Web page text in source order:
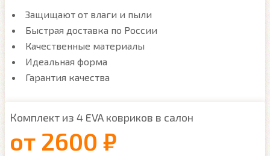
Защищают от влаги и пыли
Быстрая доставка по России
Качественные материалы
Идеальная форма
Гарантия качества
Комплект из 4 EVA ковриков в салон
от 2600 ₽